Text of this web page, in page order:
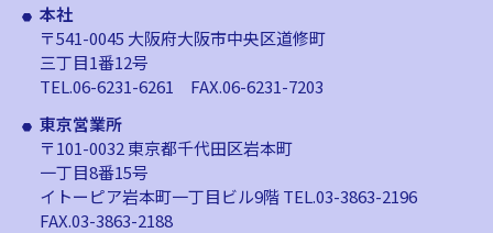
本社
〒541-0045 大阪府大阪市中央区道修町
三丁目1番12号
TEL.06-6231-6261 FAX.06-6231-7203
東京営業所
〒101-0032 東京都千代田区岩本町
一丁目8番15号
イトーピア岩本町一丁目ビル9階TEL.03-3863-2196
FAX.03-3863-2188